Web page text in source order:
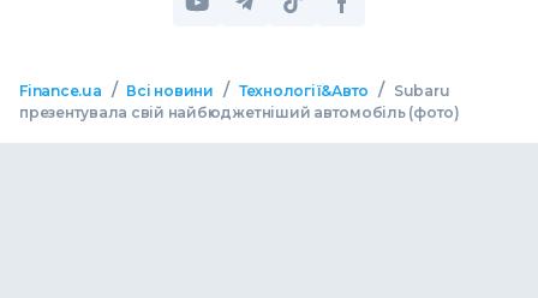
Finance.ua / Всі новини / Технології&Авто /
Subaru
презентувала свій найбюджетніший автомобіль (фото)